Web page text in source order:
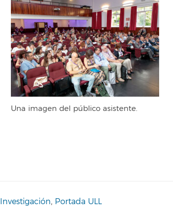
Una imagen del público asistente.
Investigación, Portada ULL